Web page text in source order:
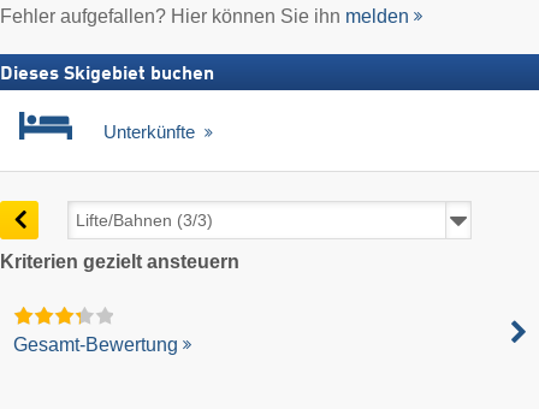
Fehler aufgefallen? Hier können Sie ihn melden
Dieses Skigebiet buchen
Unterkünfte
Kriterien gezielt ansteuern
Gesamt-Bewertung